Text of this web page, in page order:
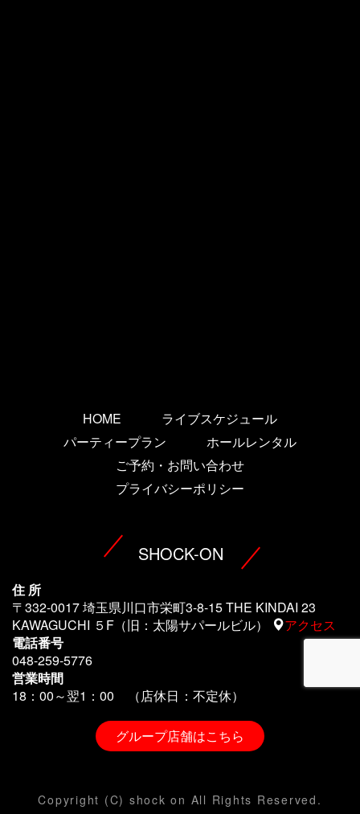
HOME
ライブスケジュール
パーティープラン
ホールレンタル
ご予約・お問い合わせ
プライバシーポリシー
SHOCK-ON
住 所
〒332-0017 埼玉県川口市栄町3-8-15 THE KINDAI 23
KAWAGUCHI ５F（旧：太陽サパールビル）
アクセス
電話番号
048-259-5776
営業時間
18：00～翌1 ：00 （店休日：不定休）
グループ店舗はこちら
Copyright (C) shock on All Rights Reserved.